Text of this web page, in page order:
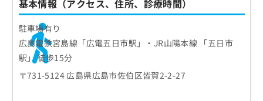
基本情報（アクセス、住所、診療時間）
駐車場有り
広島電鉄宮島線「広電五日市駅」・JR山陽本線 「五日市
駅」 徒歩15分
〒731-5124 広島県広島市佐伯区皆賀2-2-27